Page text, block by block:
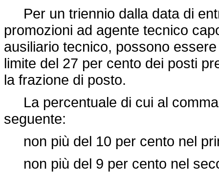
Per un triennio dalla data di
promozioni ad agente tecnico
ausiliario tecnico, possono
limite del 27 per cento dei posti
la frazione di posto.
La percentuale di cui al
seguente:
non più del 10 per cento nel
non più del 9 per cento nel